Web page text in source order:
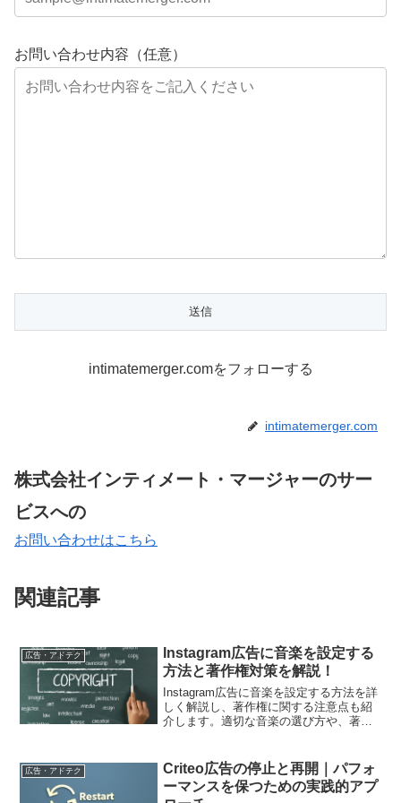
お問い合わせ内容（任意）
intimatemerger.comをフォローする
intimatemerger.com
株式会社インティメート・マージャーのサー
ビスへの
お問い合わせはこちら
関連記事
広告・アドテク
Instagram広告に音楽を設定する
方法と著作権対策を解説！
Instagram広告に音楽を設定する方法を詳
しく解説し、著作権に関する注意点も紹
介します。適切な音楽の選び方や、著作
広告・アドテク
Criteo広告の停止と再開｜パフォ
ーマンスを保つための実践的アプ